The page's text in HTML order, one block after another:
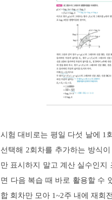
시험 대비로는 평일 다섯 날에 1
선택해 2회차를 추가하는 방식
만 표시하지 말고 계산 실수인지
면 다음 복습 때 바로 활용할 수
합 회차만 모아 1~2주 내에 재회